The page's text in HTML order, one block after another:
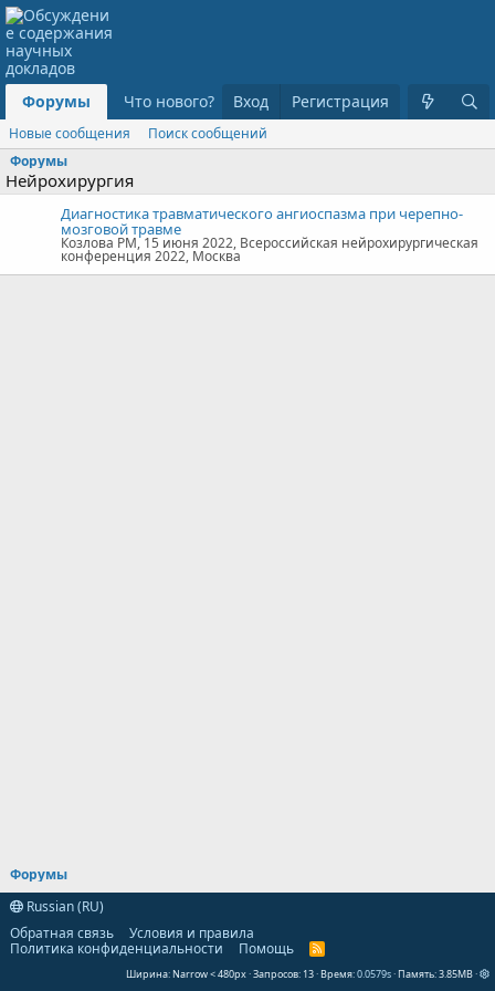
Форумы Что нового? Вход Регистрация
Новые сообщения
Поиск сообщений
Форумы
Нейрохирургия
Диагностика травматического ангиоспазма при черепно-
мозговой травме
Козлова РМ 15 июня 2022 Всероссийская нейрохирургическая
конференция 2022 Москва
Форумы
Russian (RU)
Обратная связь
Условия и правила
Политика конфиденциальности
Помощь
R
S
Ширина Запросов 13 Время 0.0579s Память 3.85MB